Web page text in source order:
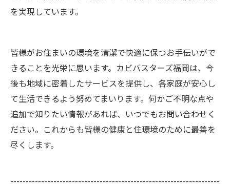
を実現しています。
皆様がお住まいの環境を清潔で快適に保つお手伝いがで
きることを光栄に思います。カビバスターズ福岡は、今
後も地域に密着したサービスを提供し、各家庭が安心し
て生活できるよう努めてまいります。何かご不明な点や
追加で知りたい情報があれば、いつでもお問い合わせく
ださい。これからも皆様の健康と住環境のために最善を
尽くします。
--------------------------------------------------------------------